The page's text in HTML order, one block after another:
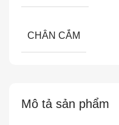
Mô tả sản phẩm
CHÂN CẮM